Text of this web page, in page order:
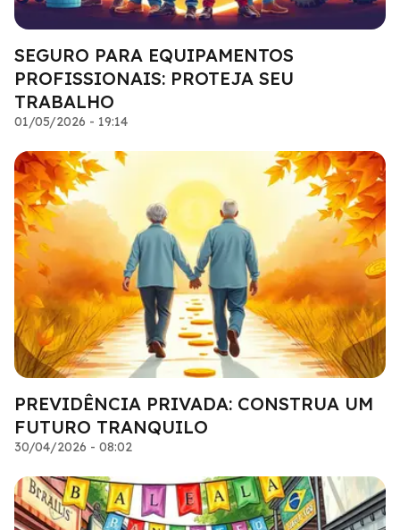
SEGURO PARA EQUIPAMENTOS
PROFISSIONAIS: PROTEJA SEU
TRABALHO
01/05/2026 - 19:14
PREVIDÊNCIA PRIVADA: CONSTRUA UM
FUTURO TRANQUILO
30/04/2026 - 08:02